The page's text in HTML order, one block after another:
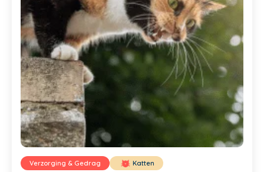
Verzorging & Gedrag Katten